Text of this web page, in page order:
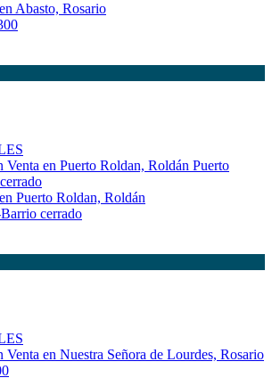
Abasto, Rosario
Puerto Roldan, Roldán
cerrado